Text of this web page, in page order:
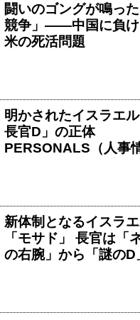
闘いのゴングが鳴っ
競争」――中国に負け
米の死活問題
明かされたイスラエ
長官D」の正体
PERSONALS（人事
新体制となるイスラ
「モサド」 長官は「
の右腕」から「謎のD